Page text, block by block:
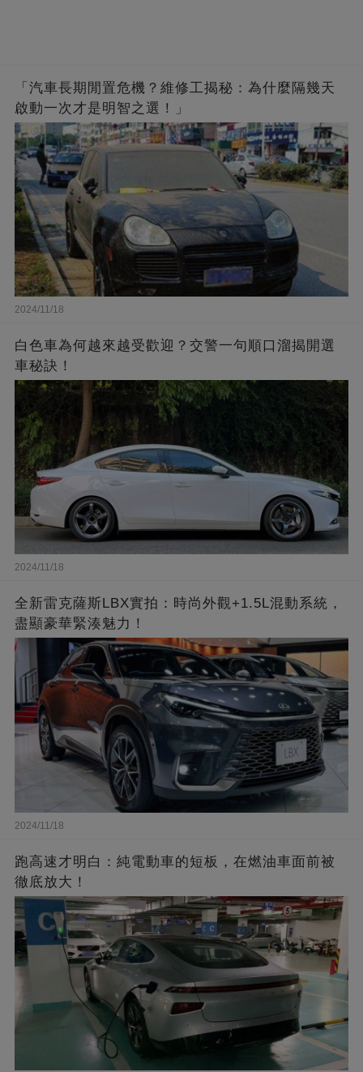
「汽車長期閒置危機？維修工揭秘：為什麼隔幾天
啟動一次才是明智之選！」
2024/11/18
白色車為何越來越受歡迎？交警一句順口溜揭開選
車秘訣！
2024/11/18
全新雷克薩斯LBX實拍：時尚外觀+1.5L混動系統，
盡顯豪華緊湊魅力！
2024/11/18
跑高速才明白：純電動車的短板，在燃油車面前被
徹底放大！